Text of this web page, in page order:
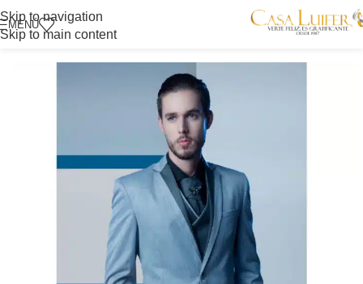
Skip to navigation
Skip to main content
MENÚ
Inicio/ Tienda Itagüí/